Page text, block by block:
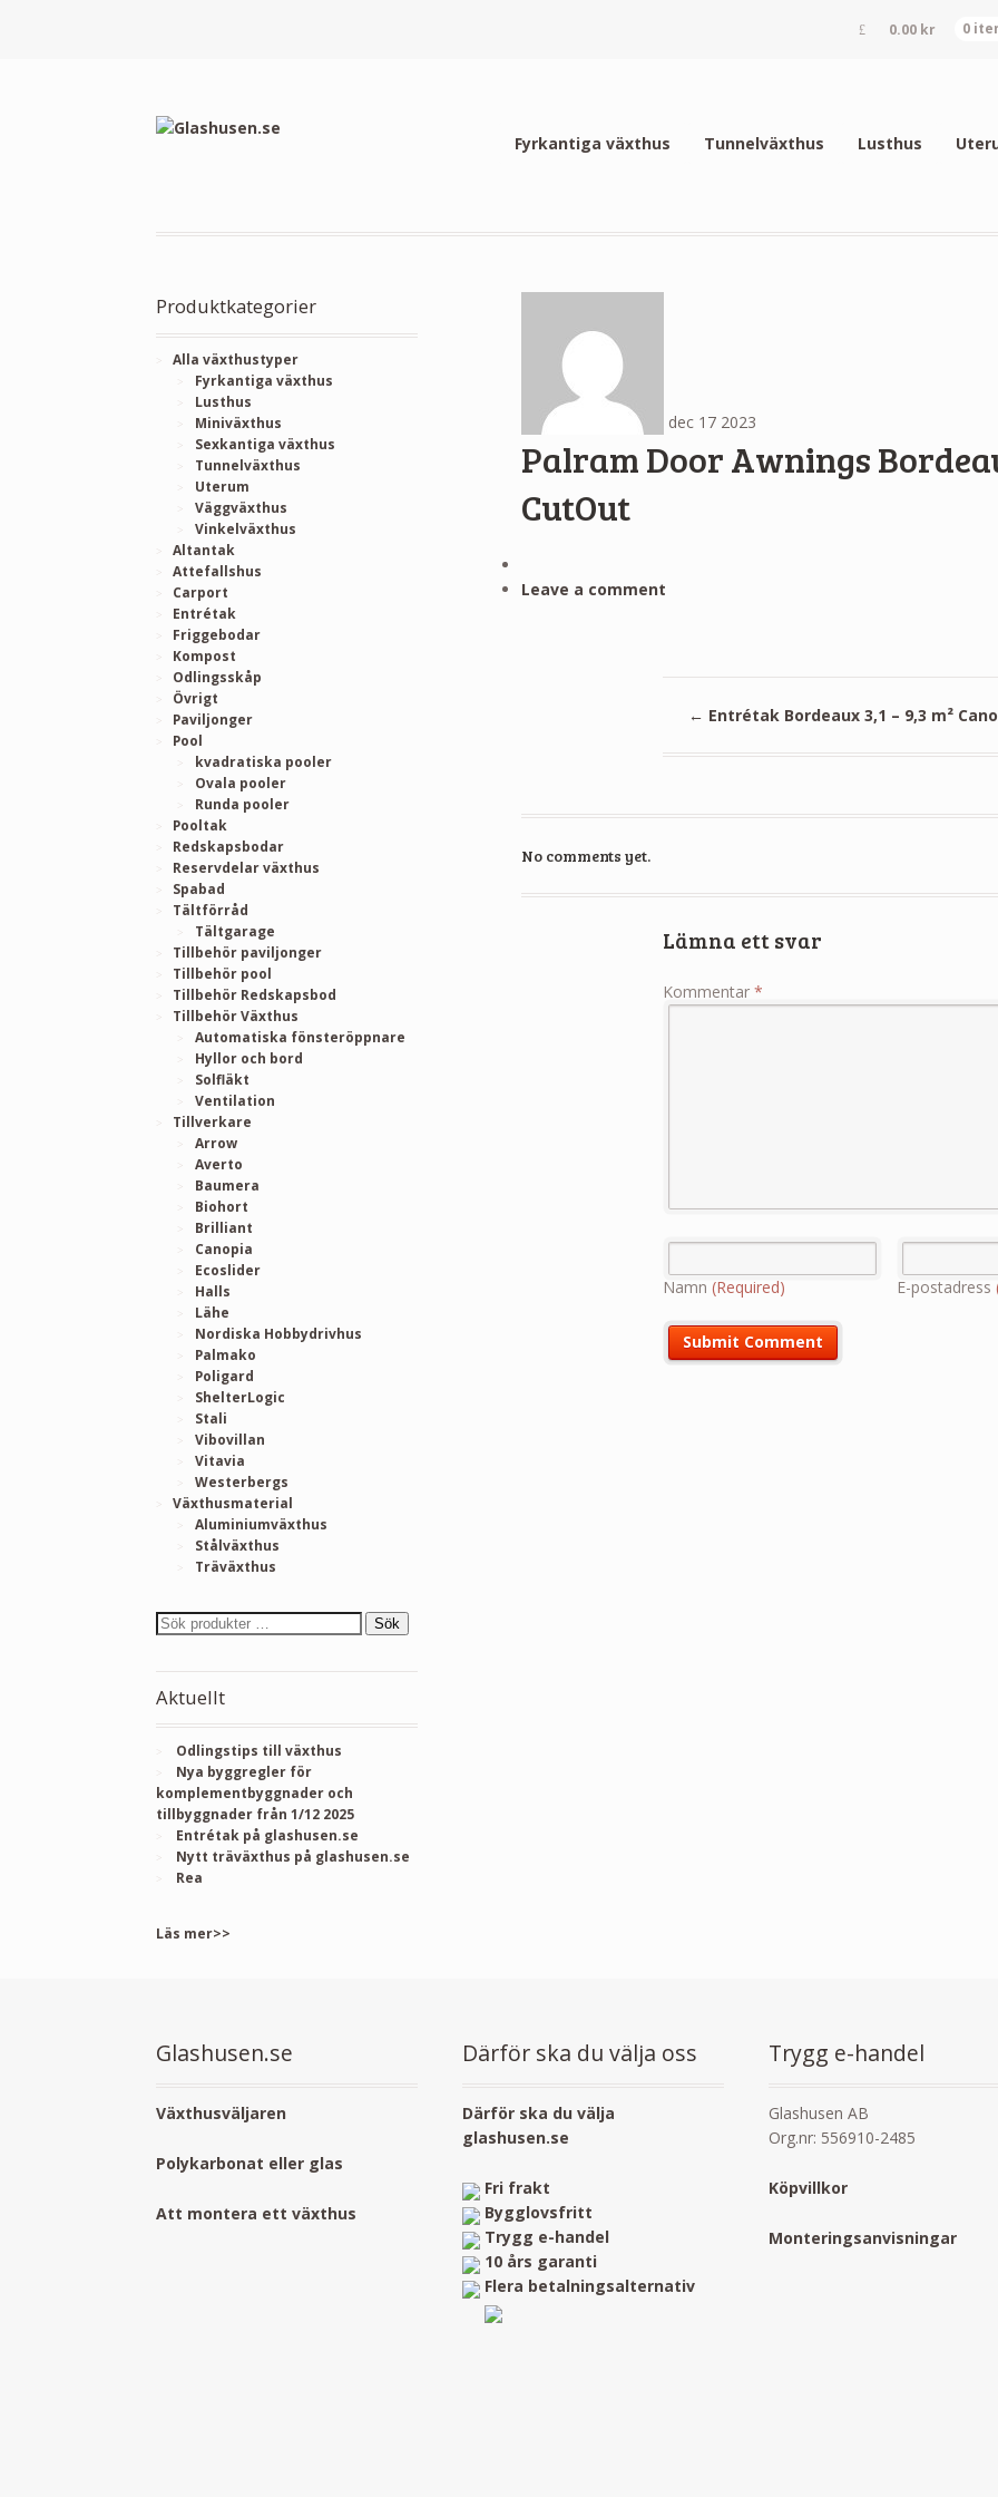
0.00 kr 0
Fyrkantiga växthus Tunnelväxthus Lusthus
dec 17 2023
Palram Door Awnings
CutOut
Leave a comment
← Entrétak Bordeaux 3,1 – 9,3 m²
No comments yet.
Lämna ett svar
Kommentar*
Namn(Required) E-postadress
Produktkategorier
Alla växthustyper
Fyrkantiga växthus
Lusthus
Miniväxthus
Sexkantiga växthus
Tunnelväxthus
Uterum
Väggväxthus
Vinkelväxthus
Altantak
Attefallshus
Carport
Entrétak
Friggebodar
Kompost
Odlingsskåp
Övrigt
Paviljonger
Pool
kvadratiska pooler
Ovala pooler
Runda pooler
Pooltak
Redskapsbodar
Reservdelar växthus
Spabad
Tältförråd
Tältgarage
Tillbehör paviljonger
Tillbehör pool
Tillbehör Redskapsbod
Tillbehör Växthus
Automatiska fönsteröppnare
Hyllor och bord
Solfläkt
Ventilation
Tillverkare
Arrow
Averto
Baumera
Biohort
Brilliant
Canopia
Ecoslider
Halls
Lähe
Nordiska Hobbydrivhus
Palmako
Poligard
ShelterLogic
Stali
Vibovillan
Vitavia
Westerbergs
Växthusmaterial
Aluminiumväxthus
Stålväxthus
Träväxthus
Sök
Aktuellt
Odlingstips till växthus
Nya byggregler för
komplementbyggnader och
tillbyggnader från 1/12 2025
Entrétak på glashusen.se
Nytt träväxthus på glashusen.se
Rea
Läs mer>>
Glashusen.se
Växthusväljaren
Polykarbonat eller glas
Att montera ett växthus
Därför ska du välja oss
Därför ska du välja
glashusen.se
Fri frakt
Bygglovsfritt
Trygg e-handel
10 års garanti
Flera betalningsalternativ
Trygg e-handel
Glashusen AB
Org.nr: 556910-2485
Köpvillkor
Monteringsanvisningar